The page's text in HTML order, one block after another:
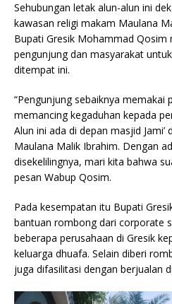
Sehubungan letak alun-alun ini
kawasan religi makam Maulana
Bupati Gresik Mohammad Qosim
pengunjung dan masyarakat
ditempat ini.
“Pengunjung sebaiknya memakai
memancing kegaduhan kepada
Alun ini ada di depan masjid
Maulana Malik Ibrahim. Dengan
disekelilingnya, mari kita bahwa
pesan Wabup Qosim.
Pada kesempatan itu Bupati
bantuan rombong dari corporate
beberapa perusahaan di Gresik
keluarga dhuafa. Selain diberi
juga difasilitasi dengan berjualan